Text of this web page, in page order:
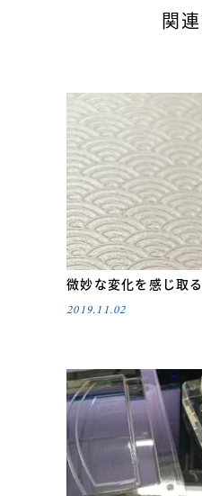
関
微妙な変化を感じ取
2019.11.02